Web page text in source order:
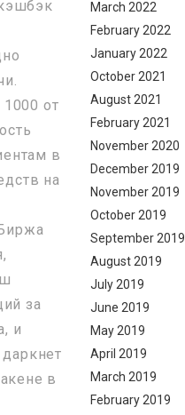
от
в
на
за
и
в
March 2022
February 2022
January 2022
October 2021
August 2021
February 2021
November 2020
December 2019
November 2019
October 2019
September 2019
August 2019
July 2019
June 2019
May 2019
April 2019
March 2019
February 2019